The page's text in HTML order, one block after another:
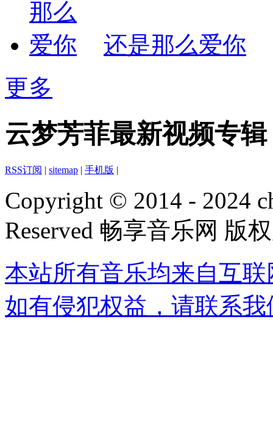
还是那么爱你
更多
云梦芳菲最新视频专辑
RSS订阅 | sitemap | 手机版 |
Copyright © 2014 - 2024
Reserved 畅享音乐网 版
本站所有音乐均来自互
如有侵犯权益，请联系